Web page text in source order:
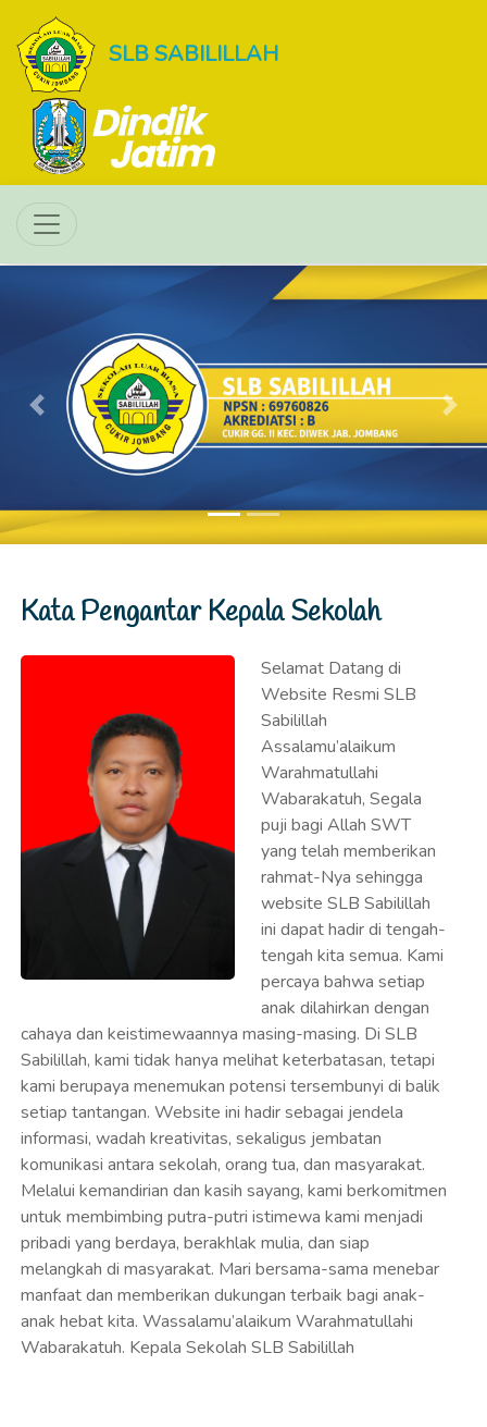
SLB SABILILLAH
Previous Next
Kata Pengantar Kepala Sekolah
Selamat Datang di
Website Resmi SLB
Sabilillah
Assalamu’alaikum
Warahmatullahi
Wabarakatuh, Segala
puji bagi Allah SWT
yang telah memberikan
rahmat-Nya sehingga
website SLB Sabilillah
ini dapat hadir di tengah-
tengah kita semua. Kami
percaya bahwa setiap
anak dilahirkan dengan
cahaya dan keistimewaannya masing-masing. Di SLB
Sabilillah, kami tidak hanya melihat keterbatasan, tetapi
kami berupaya menemukan potensi tersembunyi di balik
setiap tantangan. Website ini hadir sebagai jendela
informasi, wadah kreativitas, sekaligus jembatan
komunikasi antara sekolah, orang tua, dan masyarakat.
Melalui kemandirian dan kasih sayang, kami berkomitmen
untuk membimbing putra-putri istimewa kami menjadi
pribadi yang berdaya, berakhlak mulia, dan siap
melangkah di masyarakat. Mari bersama-sama menebar
manfaat dan memberikan dukungan terbaik bagi anak-
anak hebat kita. Wassalamu’alaikum Warahmatullahi
Wabarakatuh. Kepala Sekolah SLB Sabilillah